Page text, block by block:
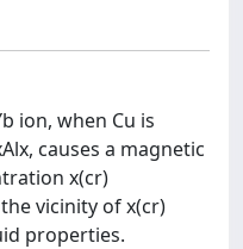
ion, when Cu is
causes a magnetic
x(cr)
vicinity of x(cr)
properties.